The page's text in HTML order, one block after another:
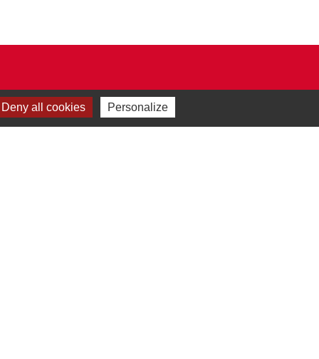
Deny all cookies Personalize